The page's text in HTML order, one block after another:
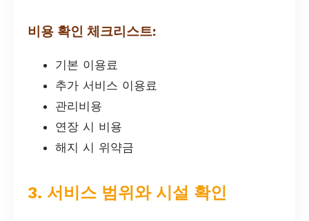
비용 확인 체크리스트:
기본 이용료
추가 서비스 이용료
관리비용
연장 시 비용
해지 시 위약금
3. 서비스 범위와 시설 확인